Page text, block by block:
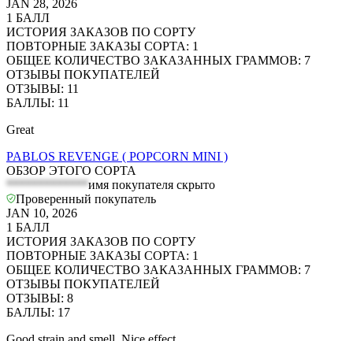
JAN 28, 2026
1 БАЛЛ
ИСТОРИЯ ЗАКАЗОВ ПО СОРТУ
ПОВТОРНЫЕ ЗАКАЗЫ СОРТА: 1
ОБЩЕЕ КОЛИЧЕСТВО ЗАКАЗАННЫХ ГРАММОВ: 7
ОТЗЫВЫ ПОКУПАТЕЛЕЙ
ОТЗЫВЫ: 11
БАЛЛЫ: 11
Great
PABLOS REVENGE ( POPCORN MINI )
ОБЗОР ЭТОГО СОРТА
*************имя покупателя скрыто
Проверенный покупатель
JAN 10, 2026
1 БАЛЛ
ИСТОРИЯ ЗАКАЗОВ ПО СОРТУ
ПОВТОРНЫЕ ЗАКАЗЫ СОРТА: 1
ОБЩЕЕ КОЛИЧЕСТВО ЗАКАЗАННЫХ ГРАММОВ: 7
ОТЗЫВЫ ПОКУПАТЕЛЕЙ
ОТЗЫВЫ: 8
БАЛЛЫ: 17